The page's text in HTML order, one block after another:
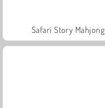
Safari Story Mahjong